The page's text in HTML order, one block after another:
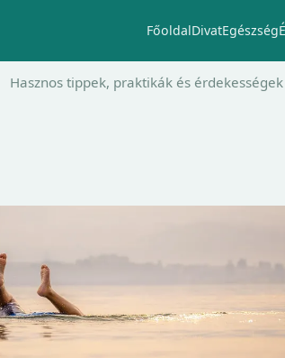
FőoldalDivatEgészség
Hasznos tippek, praktikák és